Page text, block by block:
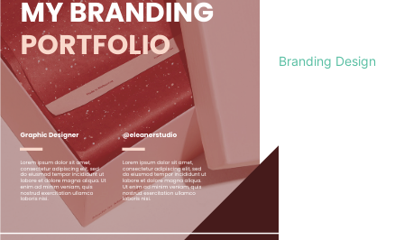
Branding Design